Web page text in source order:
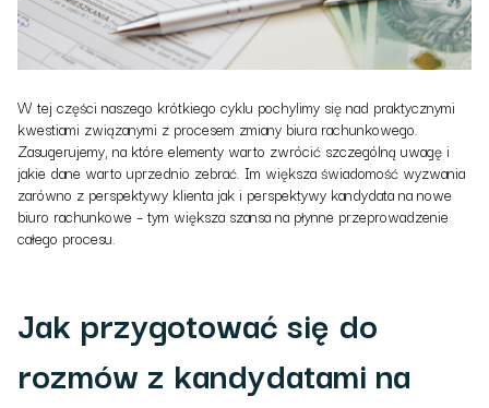
W tej części naszego krótkiego cyklu pochylimy się nad praktycznymi
kwestiami związanymi z procesem zmiany biura rachunkowego.
Zasugerujemy, na które elementy warto zwrócić szczególną uwagę i
jakie dane warto uprzednio zebrać. Im większa świadomość wyzwania
zarówno z perspektywy klienta jak i perspektywy kandydata na nowe
biuro rachunkowe – tym większa szansa na płynne przeprowadzenie
całego procesu.
Jak przygotować się do
rozmów z kandydatami na